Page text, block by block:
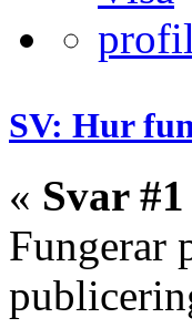
SV: Hur
« Svar
Fungerar